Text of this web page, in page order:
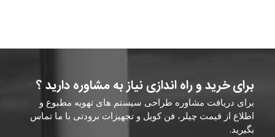
برای خرید و راه اندازی نیاز به مشاوره دارید ؟
برای دریافت مشاوره طراحی سیستم های تهویه مطبوع و
اطلاع از قیمت چیلر، فن کویل و تجهیزات برودتی با ما تماس
بگیرید.